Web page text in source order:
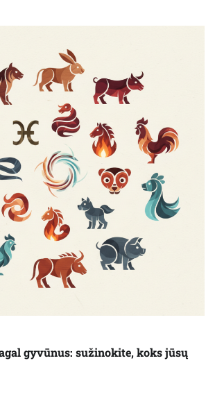
gyvūnus: sužinokite, koks jūsų